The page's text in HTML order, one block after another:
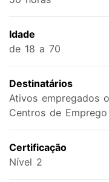
Idade
de 18 a 70
Destinatários
Ativos empregados
Centros de Emprego
Certificação
Nível 2